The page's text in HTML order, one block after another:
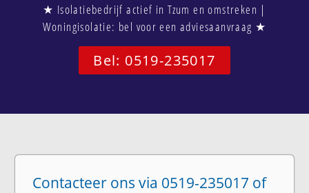
★ Isolatiebedrijf actief in Tzum en omstreken |
Woningisolatie: bel voor een adviesaanvraag ★
Bel: 0519-235017
Contacteer ons via 0519-235017 of